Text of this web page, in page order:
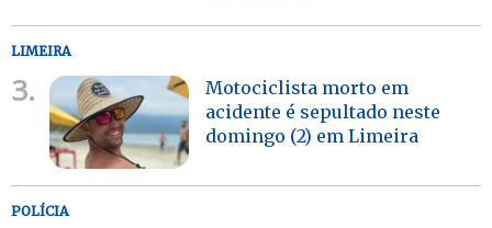
LIMEIRA
3.
Motociclista morto em
acidente é sepultado neste
domingo (2) em Limeira
POLÍCIA